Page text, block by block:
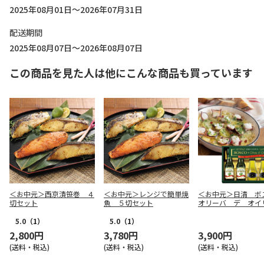
2025年08月01日～2026年07月31日
配送期間
2025年08月07日～2026年08月07日
この商品を見た人は他にこんな商品も買っています
＜お中元＞西京漬笹巻 ４
切セット
5.0 （1）
2,800円
(送料・税込)
＜お中元＞レンジで簡単焼
魚 ５切セット
5.0 （1）
3,780円
(送料・税込)
＜お中元＞日清 ボ
オリーバ デ オ
3,900円
(送料・税込)